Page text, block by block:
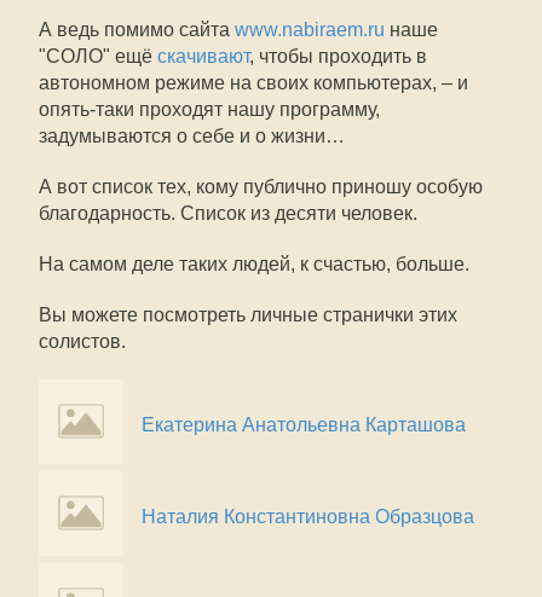
А ведь помимо сайта www.nabiraem.ru наше
"СОЛО" ещё скачивают, чтобы проходить в
автономном режиме на своих компьютерах, – и
опять-таки проходят нашу программу,
задумываются о себе и о жизни…
А вот список тех, кому публично приношу особую
благодарность. Список из десяти человек.
На самом деле таких людей, к счастью, больше.
Вы можете посмотреть личные странички этих
солистов.
Екатерина Анатольевна Карташова
Наталия Константиновна Образцова